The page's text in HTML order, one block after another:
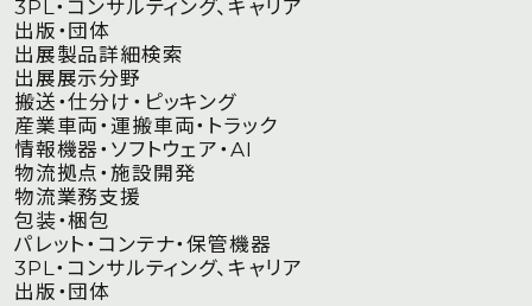
3PL・コンサルティング、キャリア
出版・団体
出展製品詳細検索
出展展示分野
搬送・仕分け・ピッキング
産業車両・運搬車両・トラック
情報機器・ソフトウェア・AI
物流拠点・施設開発
物流業務支援
包装・梱包
パレット・コンテナ・保管機器
3PL・コンサルティング、キャリア
出版・団体